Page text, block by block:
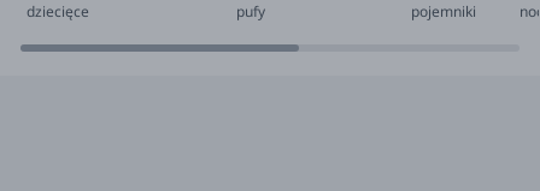
dziecięce
pufy
pojemniki